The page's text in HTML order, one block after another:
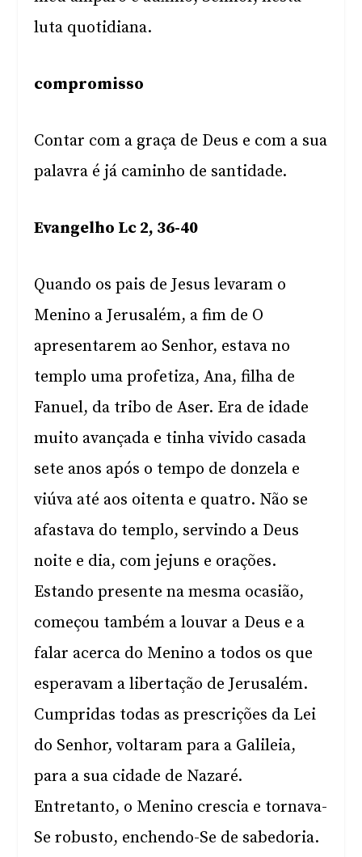
luta quotidiana.
compromisso
Contar com a graça de Deus e com a sua
palavra é já caminho de santidade.
Evangelho Lc 2, 36-40
Quando os pais de Jesus levaram o
Menino a Jerusalém, a fim de O
apresentarem ao Senhor, estava no
templo uma profetiza, Ana, filha de
Fanuel, da tribo de Aser. Era de idade
muito avançada e tinha vivido casada
sete anos após o tempo de donzela e
viúva até aos oitenta e quatro. Não se
afastava do templo, servindo a Deus
noite e dia, com jejuns e orações.
Estando presente na mesma ocasião,
começou também a louvar a Deus e a
falar acerca do Menino a todos os que
esperavam a libertação de Jerusalém.
Cumpridas todas as prescrições da Lei
do Senhor, voltaram para a Galileia,
para a sua cidade de Nazaré.
Entretanto, o Menino crescia e tornava-
Se robusto, enchendo-Se de sabedoria.